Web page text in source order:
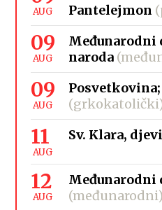
AUG
Pantelejmon
09
AUG
Međunarodni
naroda
09
AUG
11
AUG
Sv. Klara,
12
AUG
Međunarodni
(međunarodni)